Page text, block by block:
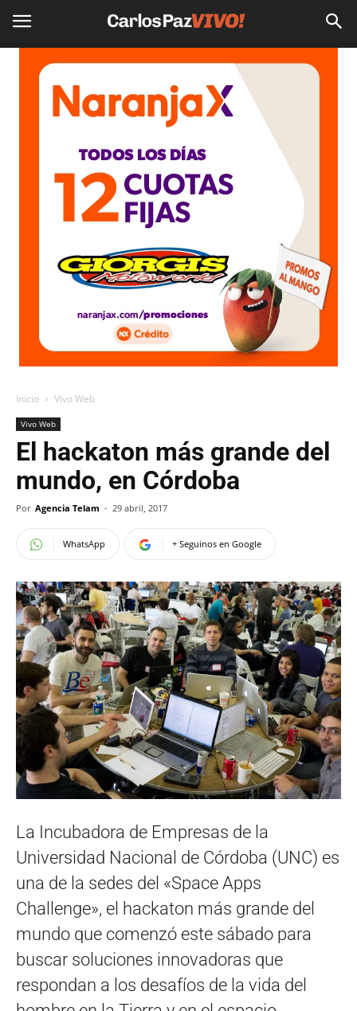
Inicio Vivo Web
Vivo Web
El hackaton más grande del
mundo, en Córdoba
Por Agencia Telam - 29 abril, 2017
WhatsApp + Seguinos en Google
La Incubadora de Empresas de la
Universidad Nacional de Córdoba (UNC) es
una de la sedes del «Space Apps
Challenge», el hackaton más grande del
mundo que comenzó este sábado para
buscar soluciones innovadoras que
respondan a los desafíos de la vida del